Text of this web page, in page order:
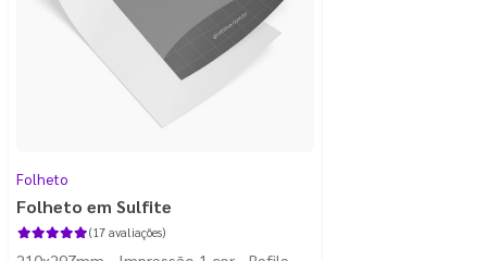
Folheto
Folheto em Sulfite
(17 avaliações)